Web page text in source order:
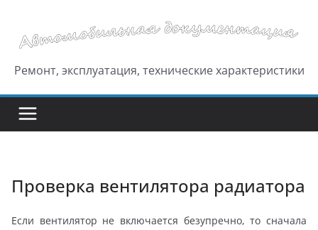
содержимому
Ремонт, эксплуатация, технические характеристики
Проверка вентилятора радиатора
Если вентилятор не включается безупречно, то сначала